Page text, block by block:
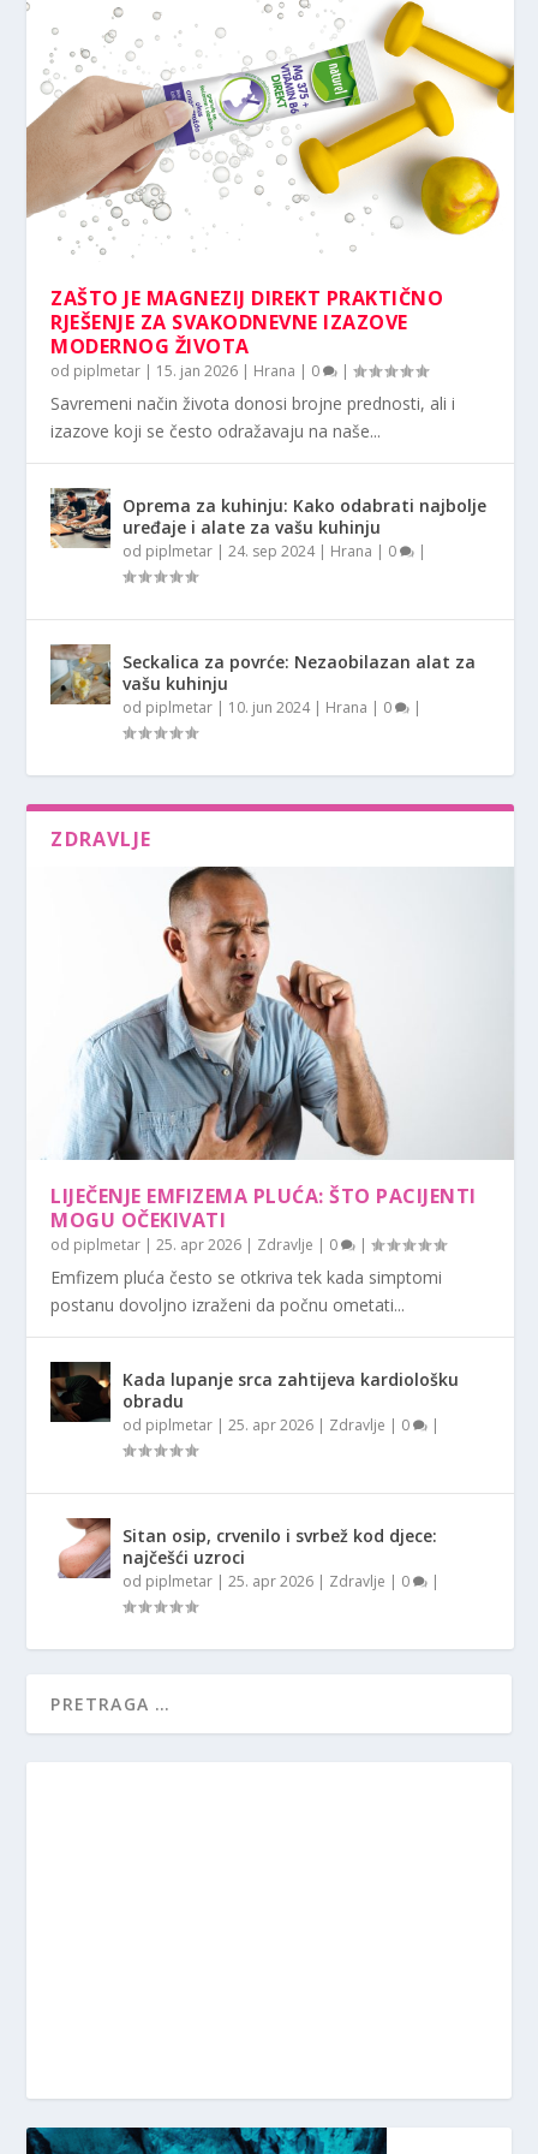
ZAŠTO JE MAGNEZIJ DIREKT PRAKTIČNO
RJEŠENJE ZA SVAKODNEVNE IZAZOVE
MODERNOG ŽIVOTA
od piplmetar | 15. jan 2026 | Hrana | 0 |
Savremeni način života donosi brojne prednosti, ali i
izazove koji se često odražavaju na naše...
Oprema za kuhinju: Kako odabrati najbolje
uređaje i alate za vašu kuhinju
od piplmetar |24. sep 2024| Hrana | 0 |
Seckalica za povrće: Nezaobilazan alat za
vašu kuhinju
od piplmetar | 10. jun 2024| Hrana | 0 |
ZDRAVLJE
LIJEČENJE EMFIZEMA PLUĆA: ŠTO PACIJENTI
MOGU OČEKIVATI
od piplmetar |25. apr 2026 | Zdravlje | 0 |
Emfizem pluća često se otkriva tek kada simptomi
postanu dovoljno izraženi da počnu ometati...
Kada lupanje srca zahtijeva kardiološku
obradu
od piplmetar |25. apr 2026 | Zdravlje | 0 |
Sitan osip, crvenilo i svrbež kod djece:
najčešći uzroci
od piplmetar |25. apr 2026 | Zdravlje | 0 |